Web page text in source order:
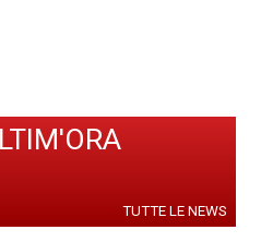
TUTTE LE NEWS